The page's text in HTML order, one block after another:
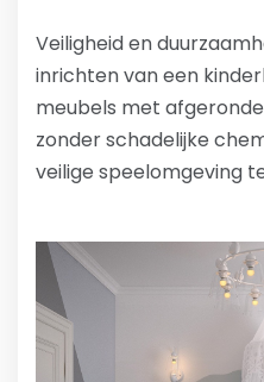
Veiligheid en
inrichten van een
meubels met
zonder schadelijke
veilige speelomgeving